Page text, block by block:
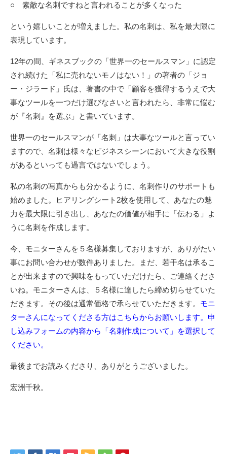
○ 素敵な名刺ですねと言われることが多くなった
という嬉しいことが増えました。私の名刺は、私を最大限に
表現しています。
12年の間、ギネスブックの「世界一のセールスマン」に認定
され続けた「私に売れないモノはない！」の著者の「ジョ
ー・ジラード」氏は、著書の中で「顧客を獲得するうえで大
事なツールを一つだけ選びなさいと言われたら、非常に悩む
が『名刺』を選ぶ」と書いています。
世界一のセールスマンが「名刺」は大事なツールと言ってい
ますので、名刺は様々なビジネスシーンにおいて大きな役割
があるといっても過言ではないでしょう。
私の名刺の写真からも分かるように、名刺作りのサポートも
始めました。ヒアリングシート2枚を使用して、あなたの魅
力を最大限に引き出し、あなたの価値が相手に「伝わる」よ
うに名刺を作成します。
今、モニターさんを５名様募集しておりますが、ありがたい
事にお問い合わせが数件ありました。まだ、若干名は承るこ
とが出来ますので興味をもっていただけたら、ご連絡くださ
いね。モニターさんは、５名様に達したら締め切らせていた
だきます。その後は通常価格で承らせていただきます。 モニ
ターさんになってくださる方はこちらからお願いします。申
し込みフォームの内容から「名刺作成について」を選択して
ください。
最後までお読みくださり、ありがとうございました。
宏洲千秋。